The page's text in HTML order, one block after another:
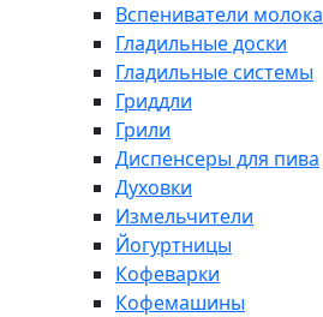
Вспениватели молока
Гладильные доски
Гладильные системы
Гриддли
Грили
Диспенсеры для пива
Духовки
Измельчители
Йогуртницы
Кофеварки
Кофемашины